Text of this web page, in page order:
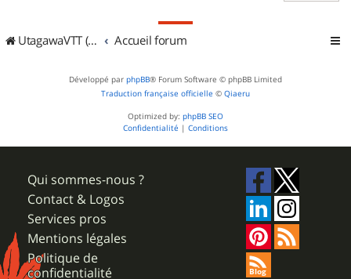
UtagawaVTT (Randos VTT et VTTAE avec traces GPS) Accueil forum
Développé par phpBB® Forum Software © phpBB Limited
Traduction française officielle © Qiaeru
Optimized by: phpBB SEO
Confidentialité | Conditions
Qui sommes-nous ?
Contact & Logos
Services pros
Mentions légales
Politique de
confidentialité